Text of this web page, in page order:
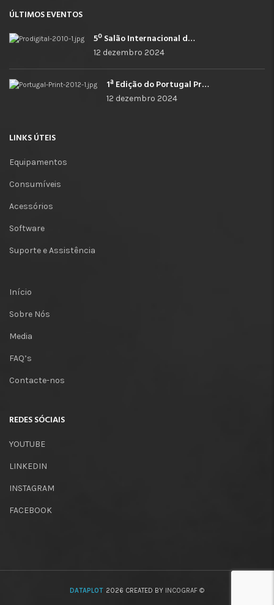
ÚLTIMOS EVENTOS
5º Salão Internacional de Impressão, Imagem, Comunicação Digital e Têxtil Promocional
12 dezembro 2024
1ª Edição do Portugal Print
12 dezembro 2024
LINKS ÚTEIS
Equipamentos
Consumíveis
Acessórios
Software
Suporte e Assistência
Início
Sobre Nós
Media
FAQ’s
Contacte-nos
REDES SÓCIAIS
YOUTUBE
LINKEDIN
INSTAGRAM
FACEBOOK
DATAPLOT 2026 CREATED BY INCOGRAF ©